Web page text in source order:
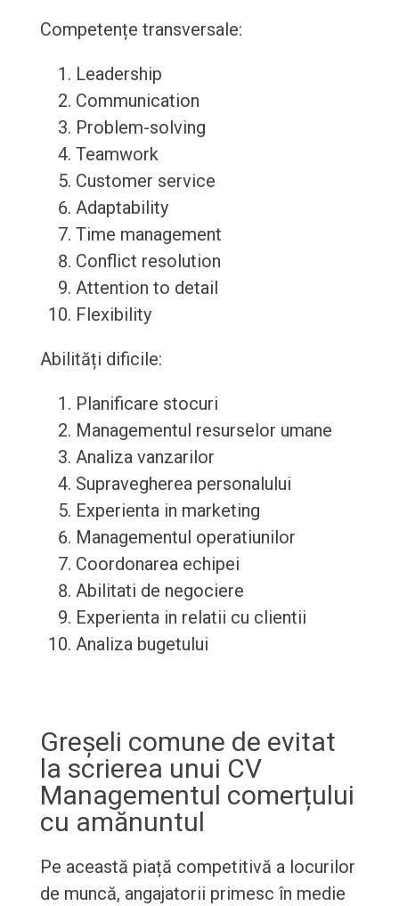
Competențe transversale:
Leadership
Communication
Problem-solving
Teamwork
Customer service
Adaptability
Time management
Conflict resolution
Attention to detail
Flexibility
Abilități dificile:
Planificare stocuri
Managementul resurselor umane
Analiza vanzarilor
Supravegherea personalului
Experienta in marketing
Managementul operatiunilor
Coordonarea echipei
Abilitati de negociere
Experienta in relatii cu clientii
Analiza bugetului
Greșeli comune de evitat
la scrierea unui CV
Managementul comerțului
cu amănuntul
Pe această piață competitivă a locurilor
de muncă, angajatorii primesc în medie